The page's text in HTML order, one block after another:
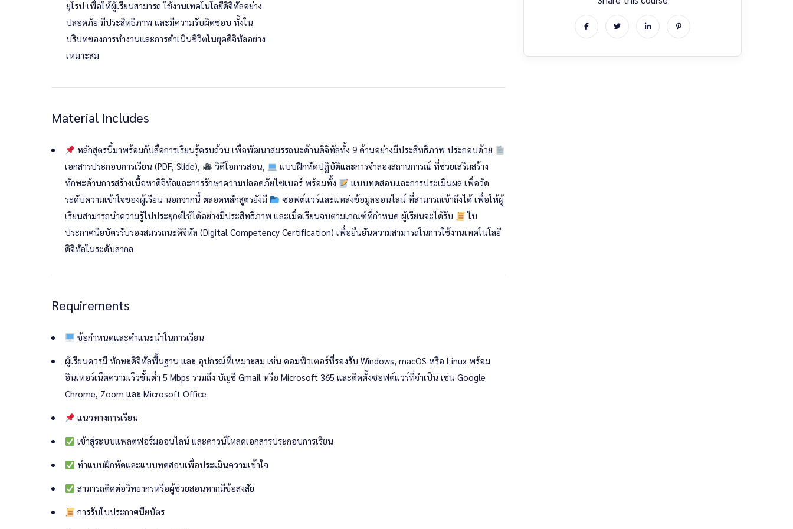
นักศึกษาชั้นปีสุดท้ายทุกคณะ
🏛รูปแบบการจัดอบรม
หัวข้อการอบรม
การใช้ระบบสอบออนไลน์ของมหาวิทยาลัย
สมรรถนะด้านดิจิทัล 9 ด้าน ได้แก่
การรู้เท่าทันดิจิทัล (Digital Literacy)
การสื่อสารและการทำงานร่วมกัน (Communication & Collaboration)
การสร้างเนื้อหาดิจิทัล (Digital Content Creation)
ความเป็นส่วนตัวและการปกป้องข้อมูล (Privacy & Data Protection)
การจัดการอุปกรณ์และซอฟต์แวร์ (Device & Software Management)
จริยธรรมและความรับผิดชอบในโลกดิจิทัล (Digital Ethics & Responsibility)
แนวทางการสอบสมรรถนะด้านดิจิทัล
กำหนดการสอบสมรรถนะด้านเทคโนโลยี
วิทยากรผู้บรรยาย
ยุโรป เพื่อให้ผู้เรียนสามารถ ใช้งานเทคโนโลยีดิจิทัลอย่าง
ปลอดภัย มีประสิทธิภาพ และมีความรับผิดชอบ ทั้งใน
บริบทของการทำงานและการดำเนินชีวิตในยุคดิจิทัลอย่าง
เหมาะสม
Material Includes
หลักสูตรนี้มาพร้อมกับสื่อการเรียนรู้ครบถ้วน เพื่อพัฒนาสมรรถนะด้านดิจิทัลทั้ง 9 ด้านอย่างมีประสิทธิภาพ ประกอบด้วย
เอกสารประกอบการเรียน (PDF, Slide),
วิดีโอการสอน,
แบบฝึกหัดปฏิบัติและการจำลองสถานการณ์ ที่ช่วยเสริมสร้าง
ทักษะด้านการสร้างเนื้อหาดิจิทัลและการรักษาความปลอดภัยไซเบอร์ พร้อมทั้ง
แบบทดสอบและการประเมินผล เพื่อวัด
ระดับความเข้าใจของผู้เรียน นอกจากนี้ ตลอดหลักสูตรยังมี
ซอฟต์แวร์และแหล่งข้อมูลออนไลน์ ที่สามารถเข้าถึงได้ เพื่อให้ผู้
เรียนสามารถนำความรู้ไปประยุกต์ใช้ได้อย่างมีประสิทธิภาพ และเมื่อเรียนจบตามเกณฑ์ที่กำหนด ผู้เรียนจะได้รับ
ใบ
ประกาศนียบัตรรับรองสมรรถนะดิจิทัล (Digital Competency Certification) เพื่อยืนยันความสามารถในการใช้งานเทคโนโลยี
ดิจิทัลในระดับสากล
Requirements
ข้อกำหนดและคำแนะนำในการเรียน
ผู้เรียนควรมี ทักษะดิจิทัลพื้นฐาน และ อุปกรณ์ที่เหมาะสม เช่น คอมพิวเตอร์ที่รองรับ Windows, macOS หรือ Linux พร้อม
อินเทอร์เน็ตความเร็วขั้นต่ำ 5 Mbps รวมถึง บัญชี Gmail หรือ Microsoft 365 และติดตั้งซอฟต์แวร์ที่จำเป็น เช่น Google
Chrome, Zoom และ Microsoft Office
แนวทางการเรียน
เข้าสู่ระบบแพลตฟอร์มออนไลน์ และดาวน์โหลดเอกสารประกอบการเรียน
ทำแบบฝึกหัดและแบบทดสอบเพื่อประเมินความเข้าใจ
สามารถติดต่อวิทยากรหรือผู้ช่วยสอนหากมีข้อสงสัย
การรับใบประกาศนียบัตร